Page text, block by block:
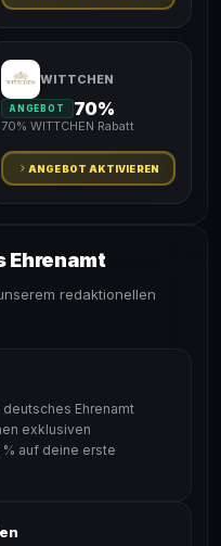
WITTCHEN
ANGEBOT 70%
70% WITTCHEN Rabatt
ANGEBOT AKTIVIEREN
Ehrenamt
redaktionellen
Ehrenamt
exklusiven
auf deine erste